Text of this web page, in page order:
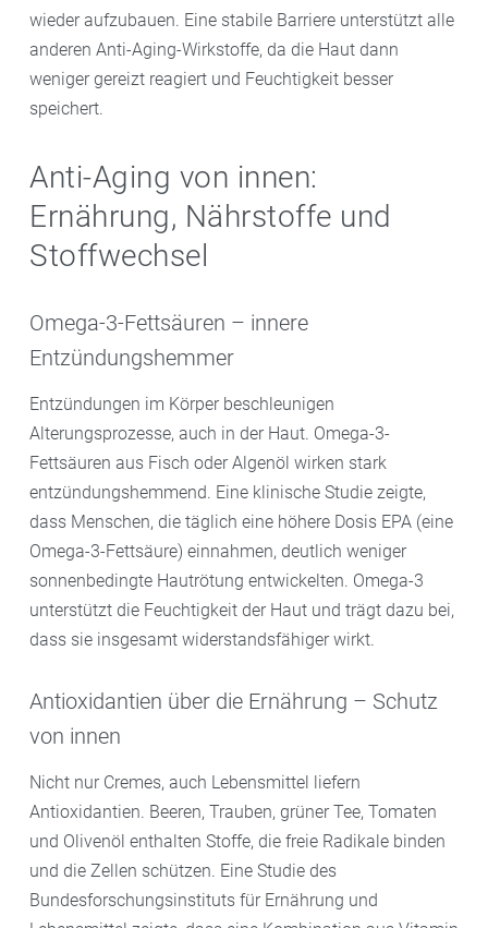
wieder aufzubauen. Eine stabile Barriere unterstützt alle
anderen Anti-Aging-Wirkstoffe, da die Haut dann
weniger gereizt reagiert und Feuchtigkeit besser
speichert.
Anti-Aging von innen:
Ernährung, Nährstoffe und
Stoffwechsel
Omega-3-Fettsäuren – innere
Entzündungshemmer
Entzündungen im Körper beschleunigen
Alterungsprozesse, auch in der Haut. Omega-3-
Fettsäuren aus Fisch oder Algenöl wirken stark
entzündungshemmend. Eine klinische Studie zeigte,
dass Menschen, die täglich eine höhere Dosis EPA (eine
Omega-3-Fettsäure) einnahmen, deutlich weniger
sonnenbedingte Hautrötung entwickelten. Omega-3
unterstützt die Feuchtigkeit der Haut und trägt dazu bei,
dass sie insgesamt widerstandsfähiger wirkt.
Antioxidantien über die Ernährung – Schutz
von innen
Nicht nur Cremes, auch Lebensmittel liefern
Antioxidantien. Beeren, Trauben, grüner Tee, Tomaten
und Olivenöl enthalten Stoffe, die freie Radikale binden
und die Zellen schützen. Eine Studie des
Bundesforschungsinstituts für Ernährung und